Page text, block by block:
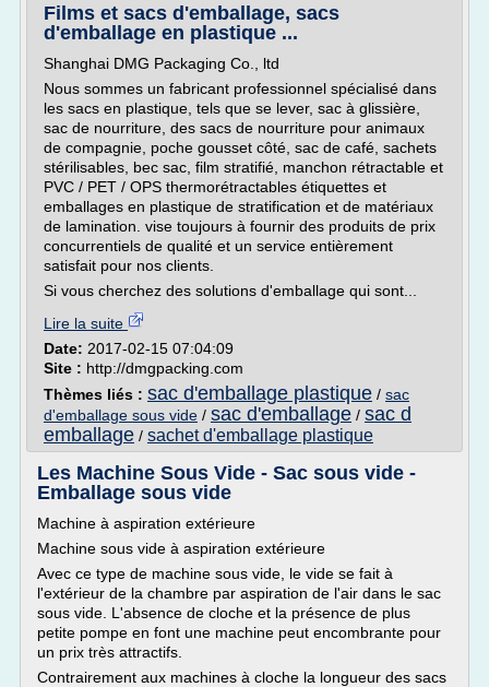
Films et sacs d'emballage, sacs
d'emballage en plastique ...
Shanghai DMG Packaging Co., ltd
Nous sommes un fabricant professionnel spécialisé dans
les sacs en plastique, tels que se lever, sac à glissière,
sac de nourriture, des sacs de nourriture pour animaux
de compagnie, poche gousset côté, sac de café, sachets
stérilisables, bec sac, film stratifié, manchon rétractable et
PVC / PET / OPS thermorétractables étiquettes et
emballages en plastique de stratification et de matériaux
de lamination. vise toujours à fournir des produits de prix
concurrentiels de qualité et un service entièrement
satisfait pour nos clients.
Si vous cherchez des solutions d'emballage qui sont...
Lire la suite
Date: 2017-02-15 07:04:09
Site : http://dmgpacking.com
Thèmes liés : sac d'emballage plastique / sac
d'emballage sous vide / sac d'emballage / sac d
emballage / sachet d'emballage plastique
Les Machine Sous Vide - Sac sous vide -
Emballage sous vide
Machine à aspiration extérieure
Machine sous vide à aspiration extérieure
Avec ce type de machine sous vide, le vide se fait à
l'extérieur de la chambre par aspiration de l'air dans le sac
sous vide. L'absence de cloche et la présence de plus
petite pompe en font une machine peut encombrante pour
un prix très attractifs.
Contrairement aux machines à cloche la longueur des sacs